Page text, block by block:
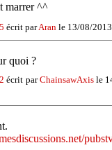
marrer ^^
écrit parAran le 13/08/
quoi ?
écrit parChainsawAxisle